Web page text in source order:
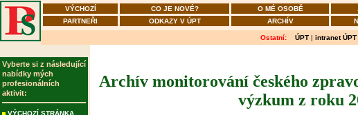
VÝCHOZÍ CO JE NOVÉ? O MÉ OSOBĚ
PARTNEŘI
ODKAZY V ÚPT ARCHÍV
Ostatní: ÚPT | intranet ÚPT
Vyberte si z následující
nabídky mých
profesionálních
aktivit:
VÝCHOZÍ STRÁNKA
Archív monitorování českého
výzkum z roku